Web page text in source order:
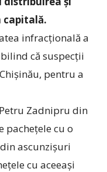
capitală.
infracțională a
că suspecții
pentru a
Zadnipru din
pachețele cu o
ascunzișuri
cu aceeași